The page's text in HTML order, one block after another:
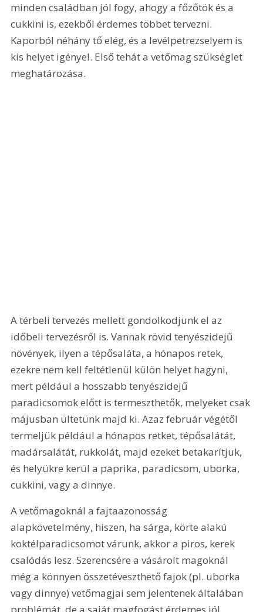
minden családban jól fogy, ahogy a főzőtök és a
cukkini is, ezekből érdemes többet tervezni.
Kaporból néhány tő elég, és a levélpetrezselyem is
kis helyet igényel. Első tehát a vetőmag szükséglet
meghatározása.
A térbeli tervezés mellett gondolkodjunk el az
időbeli tervezésről is. Vannak rövid tenyészidejű
növények, ilyen a tépősaláta, a hónapos retek,
ezekre nem kell feltétlenül külön helyet hagyni,
mert például a hosszabb tenyészidejű
paradicsomok előtt is termeszthetők, melyeket csak
májusban ültetünk majd ki. Azaz február végétől
termeljük például a hónapos retket, tépősalátát,
madársalátát, rukkolát, majd ezeket betakarítjuk,
és helyükre kerül a paprika, paradicsom, uborka,
cukkini, vagy a dinnye.
A vetőmagoknál a fajtaazonosság
alapkövetelmény, hiszen, ha sárga, körte alakú
koktélparadicsomot várunk, akkor a piros, kerek
csalódás lesz. Szerencsére a vásárolt magoknál
még a könnyen összetéveszthető fajok (pl. uborka
vagy dinnye) vetőmagjai sem jelentenek általában
problémát, de a saját magfogást érdemes jól